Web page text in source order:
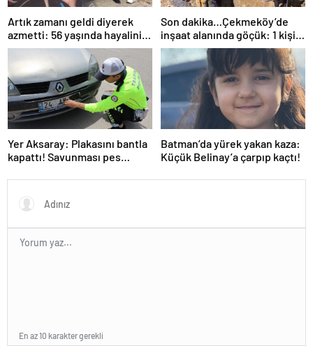
Artık zamanı geldi diyerek
azmetti: 56 yaşında hayalini
kurduğu ehliyete kavuştu
Son dakika…Çekmeköy’de
inşaat alanında göçük: 1 kişi
hayatını kaybetti
Yer Aksaray: Plakasını bantla
kapattı! Savunması pes
Batman’da yürek yakan kaza:
Küçük Belinay’a çarpıp kaçtı!
En az 10 karakter gerekli